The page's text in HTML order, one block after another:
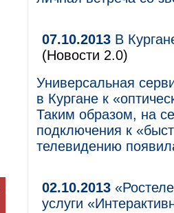
07.10.2013 В
(Новости 2.0)
Универсальная
в Кургане к
Таким образом, на
подключения к
телевидению
02.10.2013
услуги